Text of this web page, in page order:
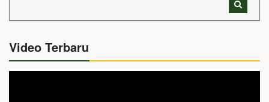
Video Terbaru